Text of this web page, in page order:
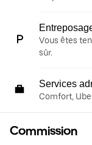
Vous êtes
sûr.
Services
Comfort,
Commission